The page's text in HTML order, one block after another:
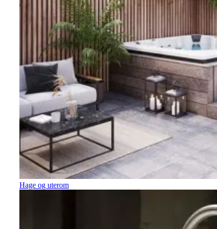
Hage og uterom